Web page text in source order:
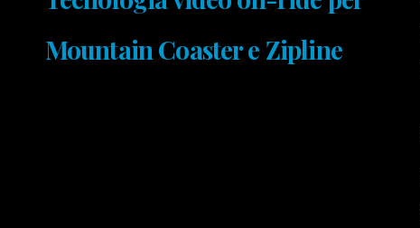
Mountain Coaster e Zipline